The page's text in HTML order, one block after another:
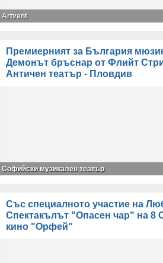
Artvent
Премиерният за България
Демонът бръснар от Флийт
Античен театър - Пловдив
Софийски музикален театър
Със специалното участие на
Спектакълът "Опасен чар" на 8
кино "Орфей"